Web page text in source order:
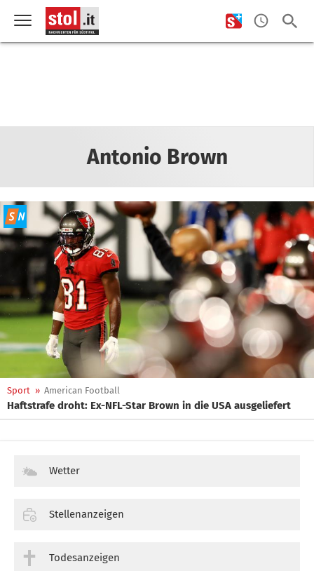
Antonio Brown
Sport » American Football
Haftstrafe droht: Ex-NFL-Star Brown in die USA ausgeliefert
Wetter
Stellenanzeigen
Todesanzeigen